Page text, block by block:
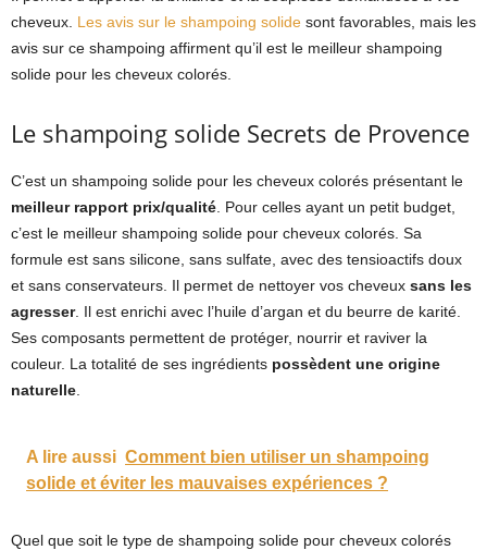
cheveux. Les avis sur le shampoing solide sont favorables, mais les
avis sur ce shampoing affirment qu’il est le meilleur shampoing
solide pour les cheveux colorés.
Le shampoing solide Secrets de Provence
C’est un shampoing solide pour les cheveux colorés présentant le
meilleur rapport prix/qualité . Pour celles ayant un petit budget,
c’est le meilleur shampoing solide pour cheveux colorés. Sa
formule est sans silicone, sans sulfate, avec des tensioactifs doux
et sans conservateurs. Il permet de nettoyer vos cheveux sans les
agresser. Il est enrichi avec l’huile d’argan et du beurre de karité.
Ses composants permettent de protéger, nourrir et raviver la
couleur. La totalité de ses ingrédients possèdent une origine
naturelle
A lire aussi Comment bien utiliser un shampoing
solide et éviter les mauvaises expériences ?
Quel que soit le type de shampoing solide pour cheveux colorés